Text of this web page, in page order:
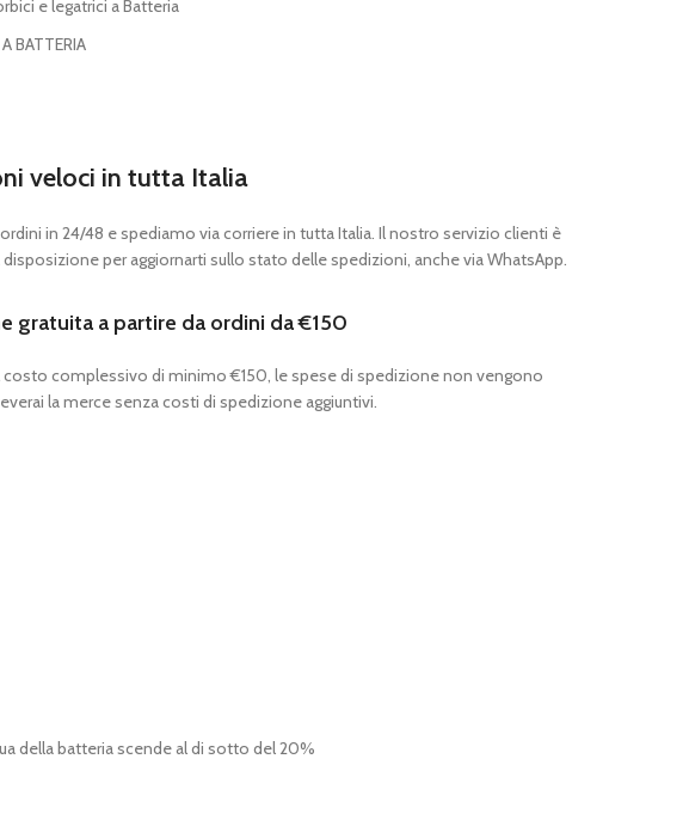
e legatrici a Batteria
BATTERIA
veloci in tutta Italia
in 24/48 e spediamo via corriere in tutta Italia. Il nostro servizio clienti è
per aggiornarti sullo stato delle spedizioni, anche via WhatsApp.
gratuita a partire da ordini da €150
costo complessivo di minimo €150, le spese di spedizione non vengono
la merce senza costi di spedizione aggiuntivi.
della batteria scende al di sotto del 20%